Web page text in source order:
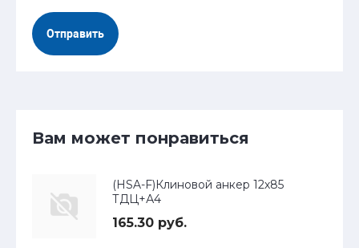
Отправить
Вам может понравиться
(HSA-F)Клиновой анкер 12х85
ТДЦ+А4
165.30 руб.